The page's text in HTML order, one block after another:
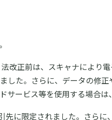
改正前は、スキャナにより
た。さらに、データの修
ービス等を使用する場合は
に限定されました。さら